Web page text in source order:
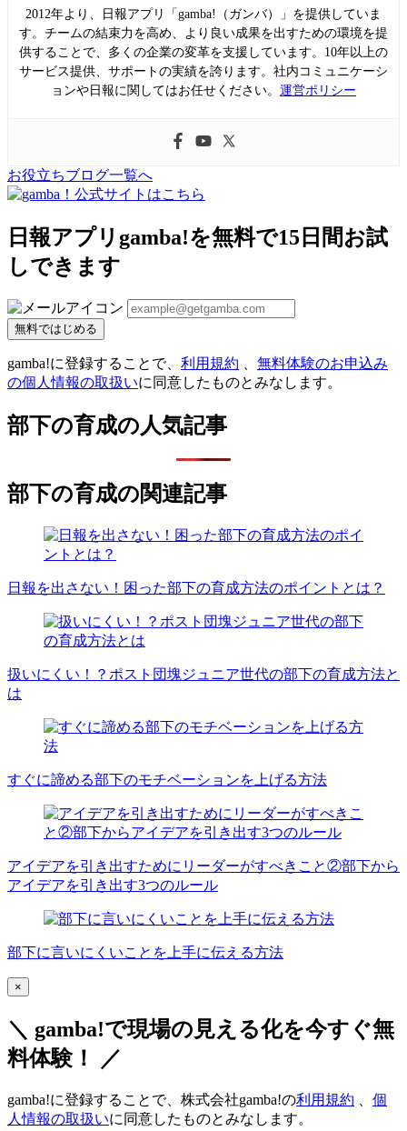
2012年より、日報アプリ「gamba!（ガンバ）」を提供していま
す。チームの結束力を高め、より良い成果を出すための環境を提
供することで、多くの企業の変革を支援しています。10年以上の
サービス提供、サポートの実績を誇ります。社内コミュニケーシ
ョンや日報に関してはお任せください。 運営ポリシー
お役立ちブログ一覧へ
日報アプリgamba!を無料で15日間お試
しできます
無料ではじめる
gamba!に登録することで、 利用規約
無料体験のお申込み
の個人情報の取扱いに同意したものとみなします。
部下の育成の人気記事
部下の育成の関連記事
日報を出さない！困った部下の育成方法のポイントとは？
扱いにくい！？ポスト団塊ジュニア世代の部下の育成方法と
は
すぐに諦める部下のモチベーションを上げる方法
アイデアを引き出すためにリーダーがすべきこと②部下から
アイデアを引き出す3つのルール
部下に言いにくいことを上手に伝える方法
×
＼ gamba!で現場の見える化を今すぐ無
料体験！ ／
gamba!に登録することで、株式会社gamba!の利用規約
個
人情報の取扱いに同意したものとみなします。